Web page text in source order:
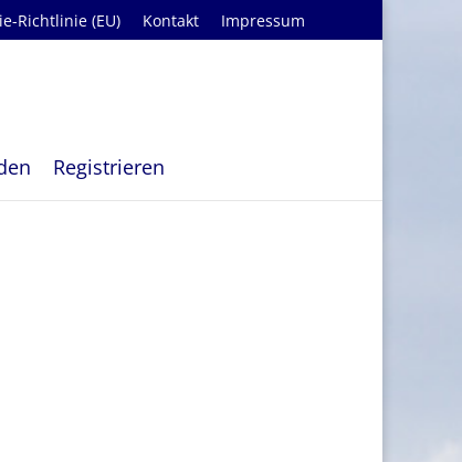
Richtlinie (EU) Kontakt Impressum
Registrieren